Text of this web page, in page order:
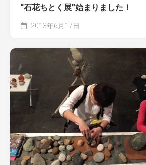
“石花ちとく展”始まりました！
2013年6月17日